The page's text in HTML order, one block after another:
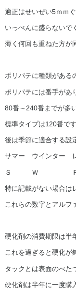
適正はせいぜい5ｍｍ
いっぺんに盛らないで
薄く何回も重ねた方が
ポリパテに種類がある
ポリパテには番手があ
80番～240番までが多
標準タイプは120番です
後は季節に適合する設
サマー ウインター
Ｓ Ｗ
特に記載がない場合は
これらの数字とアルフ
硬化剤の消費期限は半
これを過ぎると硬化が
タックとは表面のべた
硬化剤は半年に一度購